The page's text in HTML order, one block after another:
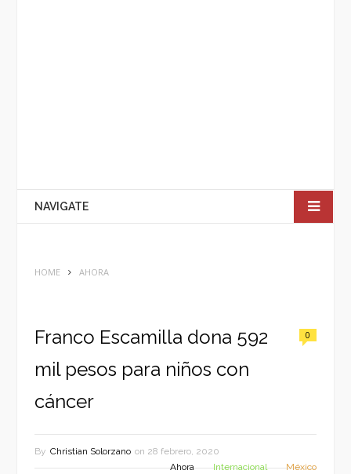
NAVIGATE
HOME AHORA
Franco Escamilla dona 592
mil pesos para niños con
cáncer
0
By Christian Solorzano on 28 febrero, 2020
Ahora
Internacional México